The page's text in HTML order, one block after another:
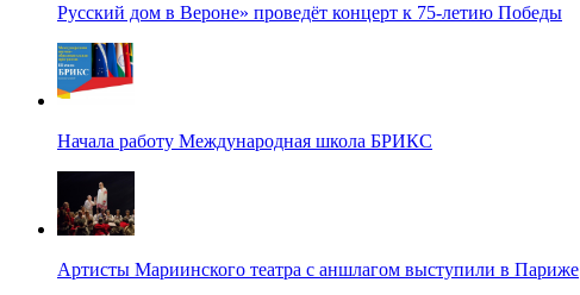
Русский дом в Вероне» проведёт концерт к 75-летию Победы
Начала работу Международная школа БРИКС
Артисты Мариинского театра с аншлагом выступили в Париже